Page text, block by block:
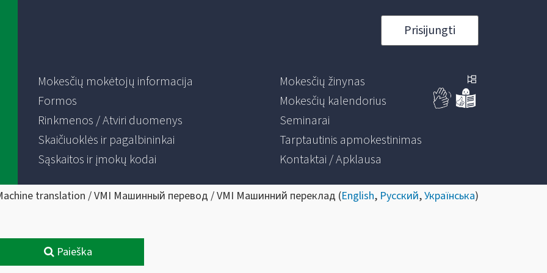
Prisijungti
Mokesčių mokėtojų informacija
Formos
Rinkmenos / Atviri duomenys
Skaičiuoklės ir pagalbininkai
Sąskaitos ir įmokų kodai
Mokesčių žinynas
Mokesčių kalendorius
Seminarai
Tarptautinis apmokestinimas
Kontaktai / Apklausa
translation / VMI Машинный перевод / VMI Машинний переклад (English, Русский,Українська)
Paieška